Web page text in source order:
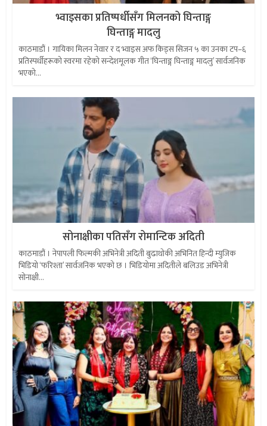
भ्वाइसका प्रतिष्पर्धीसँग मिलनको घिन्ताङ्ग
घिन्ताङ्ग मादलु
काठमाडौं । गायिका मिलन नेवार र द भ्वाइस अफ किड्स सिजन ५ का उनका टप–६
प्रतिस्पर्धीहरूको स्वरमा रहेको सन्देशमूलक गीत ‘घिन्ताङ्ग घिन्ताङ्ग मादलु’ सार्वजनिक
भएको...
सोनाक्षीका पतिसँग रोमान्टिक अदिती
काठमाडौं । नेपापली फिल्मकी अभिनेत्री अदिती बुढाथोकी अभिनित हिन्दी म्युजिक
भिडियो ‘फरिश्ता’ सार्वजनिक भएको छ । भिडियोमा अदितीले बलिउड अभिनेत्री
सोनाक्षी...